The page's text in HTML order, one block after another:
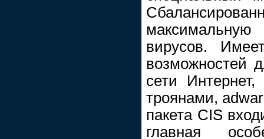
вирусов.
возможностей
сети
троянами,
пакета CIS
главная